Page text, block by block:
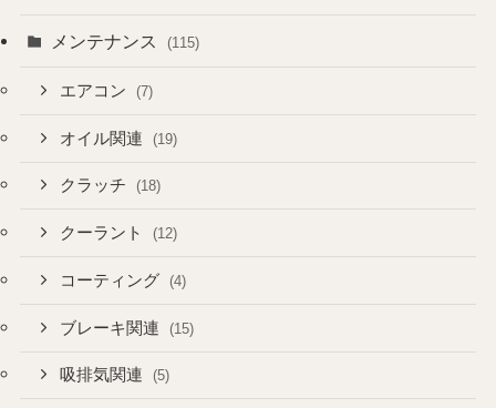
メンテナンス (115)
エアコン (7)
オイル関連 (19)
クラッチ (18)
クーラント (12)
コーティング (4)
ブレーキ関連 (15)
吸排気関連 (5)